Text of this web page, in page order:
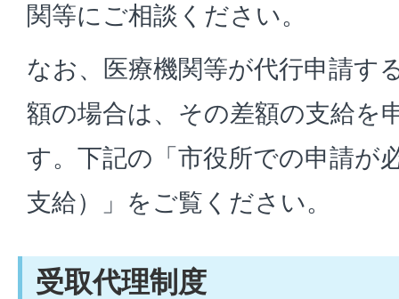
関等にご相談ください。
なお、医療機関等が代行申請す
額の場合は、その差額の支給を
す。下記の「市役所での申請が
支給）」をご覧ください。
受取代理制度